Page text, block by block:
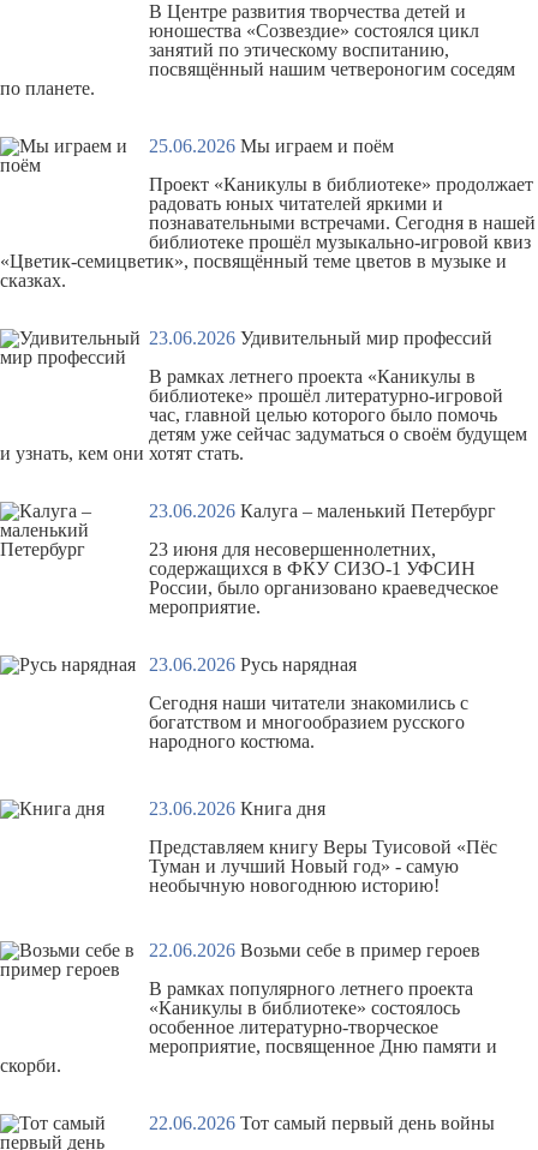
В Центре развития творчества детей и
юношества «Созвездие» состоялся цикл
занятий по этическому воспитанию,
посвящённый нашим четвероногим соседям
по планете.
25.06.2026 Мы играем и поём
Проект «Каникулы в библиотеке» продолжает
радовать юных читателей яркими и
познавательными встречами. Сегодня в нашей
библиотеке прошёл музыкально-игровой квиз
«Цветик-семицветик», посвящённый теме цветов в музыке и
сказках.
23.06.2026 Удивительный мир профессий
В рамках летнего проекта «Каникулы в
библиотеке» прошёл литературно-игровой
час, главной целью которого было помочь
детям уже сейчас задуматься о своём будущем
и узнать, кем они хотят стать.
23.06.2026 Калуга – маленький Петербург
23 июня для несовершеннолетних,
содержащихся в ФКУ СИЗО-1 УФСИН
России, было организовано краеведческое
мероприятие.
23.06.2026 Русь нарядная
Сегодня наши читатели знакомились с
богатством и многообразием русского
народного костюма.
23.06.2026 Книга дня
Представляем книгу Веры Туисовой «Пёс
Туман и лучший Новый год» - самую
необычную новогоднюю историю!
22.06.2026 Возьми себе в пример героев
В рамках популярного летнего проекта
«Каникулы в библиотеке» состоялось
особенное литературно-творческое
мероприятие, посвященное Дню памяти и
скорби.
22.06.2026 Тот самый первый день войны